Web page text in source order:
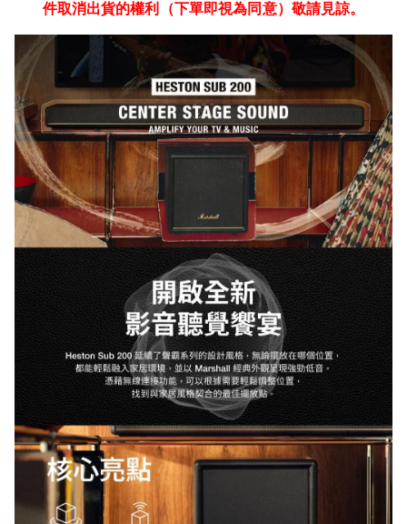
件取消出貨的權利（下單即視為同意）敬請見諒。